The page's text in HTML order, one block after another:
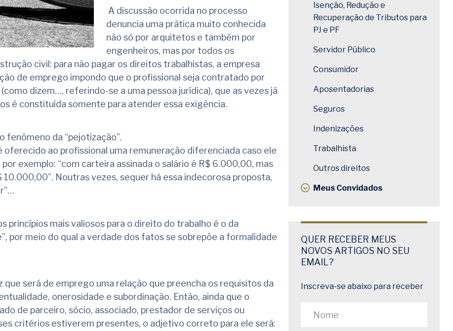
Isenção, Redução e
Recuperação de Tributos para
PJ e PF
Servidor Público
Consumidor
Aposentadorias
Seguros
Indenizações
Trabalhista
Outros direitos
Meus Convidados
A discussão ocorrida no processo
denuncia uma prática muito conhecida
não só por arquitetos e também por
engenheiros, mas por todos os
civil: para não pagar os direitos trabalhistas, a empresa
de emprego impondo que o profissional seja contratado por
dizem…, referindo-se a uma pessoa jurídica), que as vezes já
é constituída somente para atender essa exigência.
fenômeno da “pejotização”.
oferecido ao profissional uma remuneração diferenciada caso ele
exemplo: “com carteira assinada o salário é R$ 6.000,00, mas
10.000,00”. Noutras vezes, sequer há essa indecorosa proposta,
princípios mais valiosos para o direito do trabalho é o da
por meio do qual a verdade dos fatos se sobrepõe a formalidade
que será de emprego uma relação que preencha os requisitos da
onerosidade e subordinação. Então, ainda que o
de parceiro, sócio, associado, prestador de serviços ou
critérios estiverem presentes, o adjetivo correto para ele será:
QUER RECEBER MEUS
NOVOS ARTIGOS NO SEU
EMAIL?
Inscreva-se abaixo para receber